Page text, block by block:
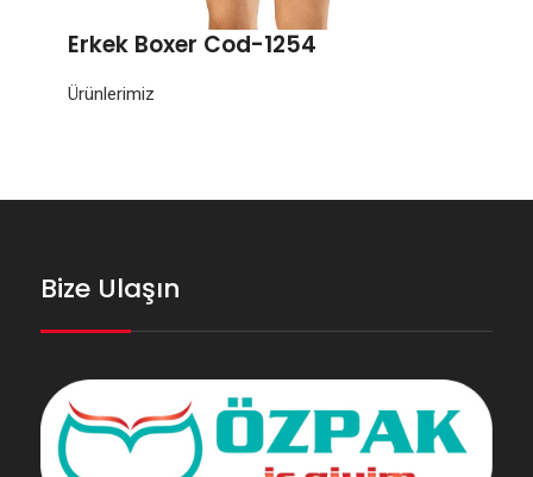
Erkek Boxer Cod-1254
Ürünlerimiz
Bize Ulaşın